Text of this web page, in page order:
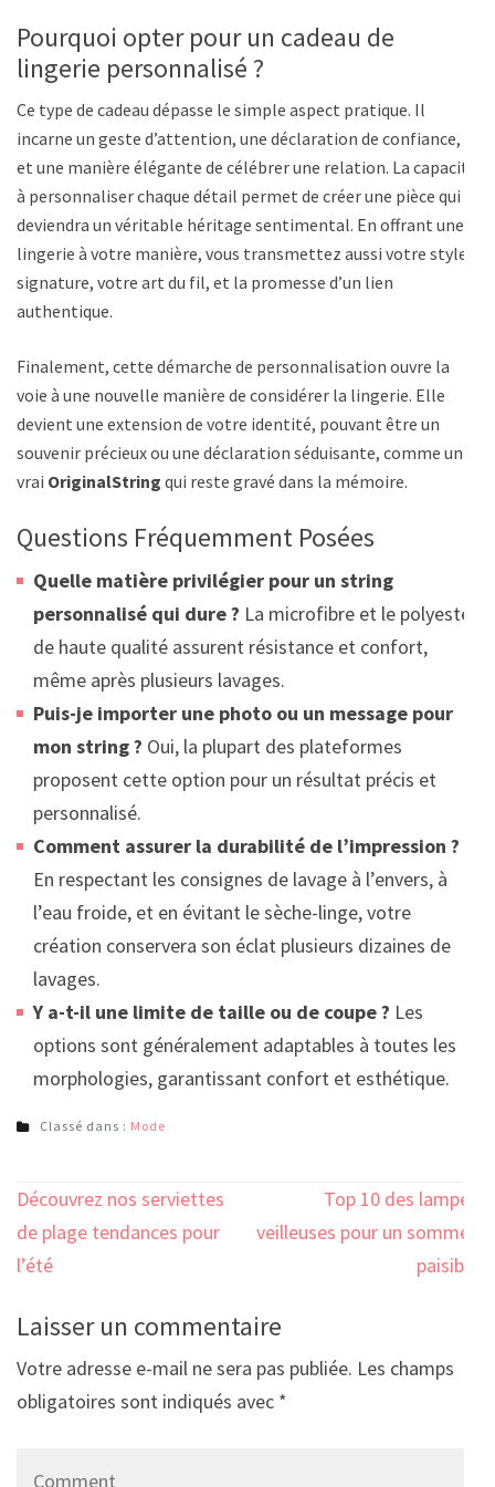
Pourquoi opter pour un cadeau de
lingerie personnalisé ?
Ce type de cadeau dépasse le simple aspect pratique. Il
incarne un geste d’attention, une déclaration de confiance,
et une manière élégante de célébrer une relation. La capacité
à personnaliser chaque détail permet de créer une pièce qui
deviendra un véritable héritage sentimental. En offrant une
lingerie à votre manière, vous transmettez aussi votre style
signature, votre art du fil, et la promesse d’un lien
authentique.
Finalement, cette démarche de personnalisation ouvre la
voie à une nouvelle manière de considérer la lingerie. Elle
devient une extension de votre identité, pouvant être un
souvenir précieux ou une déclaration séduisante, comme un
vrai OriginalString qui reste gravé dans la mémoire.
Questions Fréquemment Posées
Quelle matière privilégier pour un string
personnalisé qui dure ? La microfibre et le polyester
de haute qualité assurent résistance et confort,
même après plusieurs lavages.
Puis-je importer une photo ou un message pour
mon string ? Oui, la plupart des plateformes
proposent cette option pour un résultat précis et
personnalisé.
Comment assurer la durabilité de l’impression ?
En respectant les consignes de lavage à l’envers, à
l’eau froide, et en évitant le sèche-linge, votre
création conservera son éclat plusieurs dizaines de
lavages.
Y a-t-il une limite de taille ou de coupe ? Les
options sont généralement adaptables à toutes les
morphologies, garantissant confort et esthétique.
Classé dans : Mode
Navigation
de
l’article
Découvrez nos serviettes
de plage tendances pour
l’été
Top 10 des lampes
veilleuses pour un sommeil
paisible
Laisser un commentaire
Votre adresse e-mail ne sera pas publiée. Les champs
obligatoires sont indiqués avec *